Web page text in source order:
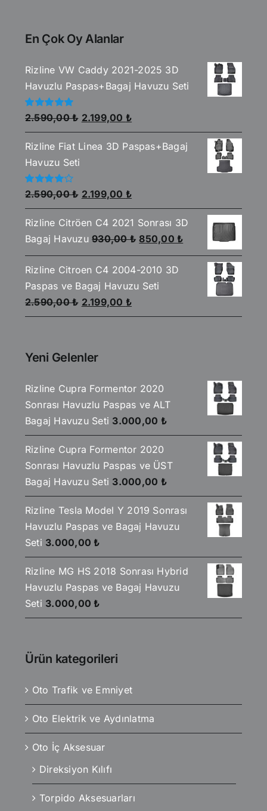
En Çok Oy Alanlar
Rizline VW Caddy 2021-2025 3D
Havuzlu Paspas+Bagaj Havuzu Seti
5
üzerinden
5.00oy aldı
2.590,00₺ Orijinal
fiyat:
2.590,00 ₺.
2.199,00 ₺Şu
andaki
fiyat:
Rizline Fiat Linea 3D Paspas+Bagaj
Havuzu Seti
5
üzerinden
4.00oy
aldı
2.590,00₺ Orijinal
fiyat:
2.590,00 ₺.
2.199,00 ₺Şu
andaki
fiyat:
2.199,00 ₺.
Rizline Citröen C4 2021 Sonrası 3D
Bagaj Havuzu 930,00₺ Orijinal
fiyat:
930,00 ₺.
850,00 ₺Şu
andaki
850,00 ₺.
Rizline Citroen C4 2004-2010 3D
Paspas ve Bagaj Havuzu Seti
2.590,00₺ Orijinal
fiyat:
2.199,00 ₺Şu
andaki
Yeni Gelenler
Rizline Cupra Formentor 2020
Sonrası Havuzlu Paspas ve ALT
Bagaj Havuzu Seti 3.000,00 ₺
Rizline Cupra Formentor 2020
Sonrası Havuzlu Paspas ve ÜST
Bagaj Havuzu Seti 3.000,00 ₺
Rizline Tesla Model Y 2019 Sonrası
Havuzlu Paspas ve Bagaj Havuzu
Seti 3.000,00 ₺
Rizline MG HS 2018 Sonrası Hybrid
Havuzlu Paspas ve Bagaj Havuzu
Seti 3.000,00 ₺
Ürün kategorileri
Oto Trafik ve Emniyet
Oto Elektrik ve Aydınlatma
Oto İç Aksesuar
Direksiyon Kılıfı
Torpido Aksesuarları